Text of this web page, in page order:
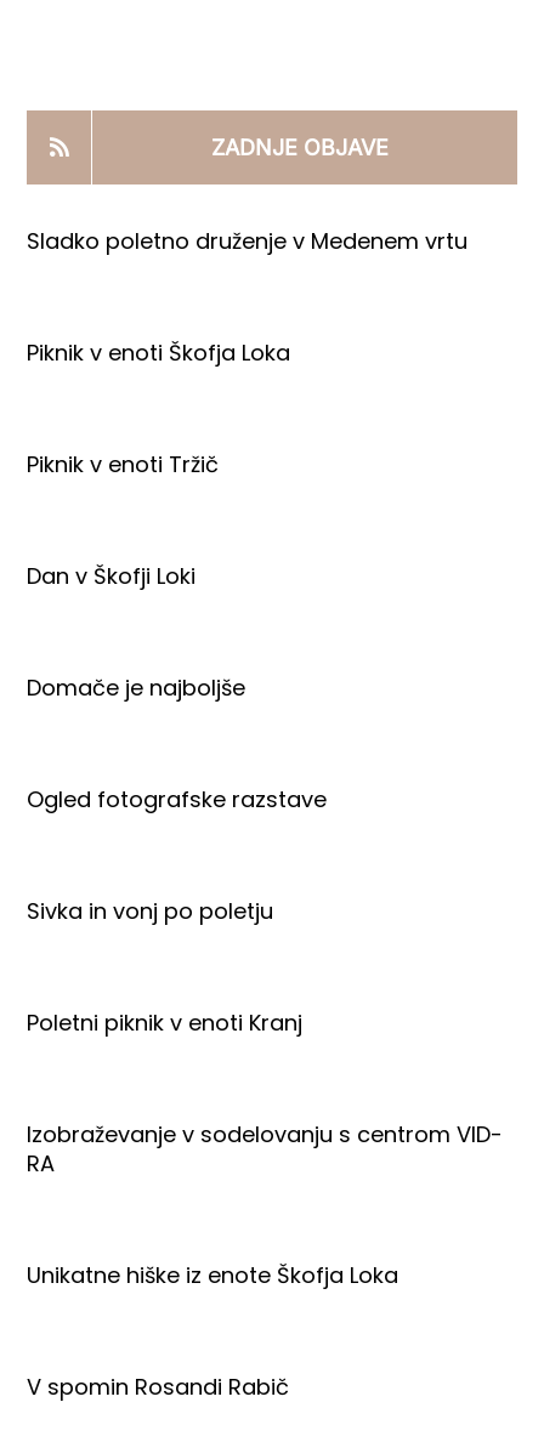
PRODAJNI IZDELKI
AKTUALNO
ZADNJE OBJAVE
Sladko poletno druženje v Medenem vrtu
Piknik v enoti Škofja Loka
Piknik v enoti Tržič
Dan v Škofji Loki
Domače je najboljše
Ogled fotografske razstave
Sivka in vonj po poletju
Poletni piknik v enoti Kranj
Izobraževanje v sodelovanju s centrom VID-
RA
Unikatne hiške iz enote Škofja Loka
V spomin Rosandi Rabič